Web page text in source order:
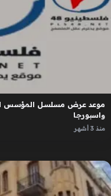
واسبورجا
منذ 3 أشهر